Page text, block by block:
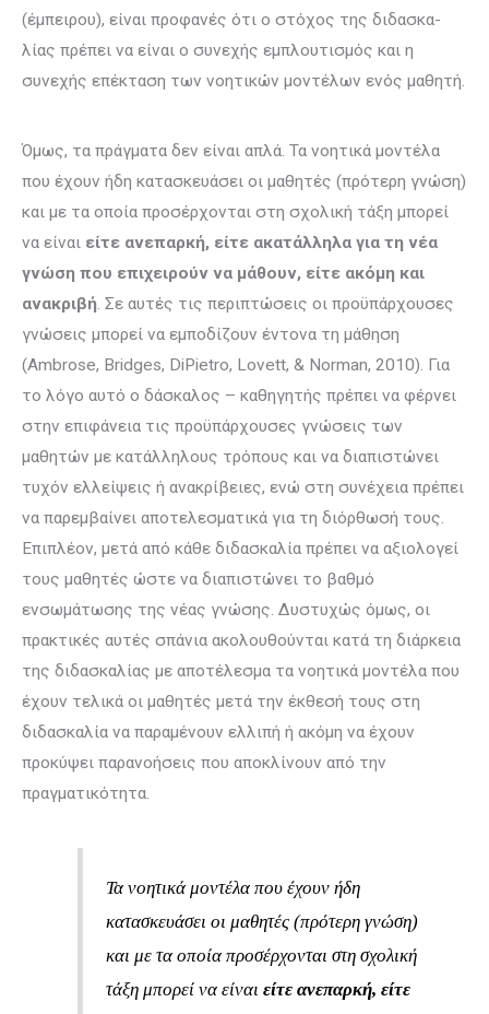
(έμπειρου), είναι προφανές ότι ο στόχος της διδα­σκα­
λίας πρέπει να είναι ο συνεχής εμπλουτισμός και η
συνεχής επέκταση των νοητικών μοντέλων ενός μαθητή.
Όμως, τα πράγματα δεν είναι απλά. Τα νοητικά μοντέλα
που έχουν ήδη κατασκευάσει οι μαθητές (πρότερη γνώση)
και με τα οποία προσέρχονται στη σχολική τάξη μπορεί
να είναι είτε ανεπαρκή, είτε ακατάλ­ληλα για τη νέα
γνώση που επιχειρούν να μάθουν, είτε ακόμη και
ανακριβή. Σε αυτές τις περιπτώσεις οι προϋπάρχουσες
γνώσεις μπορεί να εμποδίζουν έντονα τη μάθηση
(Ambrose, Bridges, DiPietro, Lovett, & Norman, 2010). Για
το λόγο αυτό ο δάσκαλος – καθηγητής πρέπει να φέρνει
στην επιφάνεια τις προϋ­πάρ­χουσες γνώσεις των
μαθητών με κατάλληλους τρόπους και να διαπιστώνει
τυχόν ελλείψεις ή ανακρίβειες, ενώ στη συνέχεια πρέπει
να παρεμβαίνει α­πο­τελεσματικά για τη διόρθωσή τους.
Επιπλέον, μετά από κάθε διδασκαλία πρέπει να αξιολογεί
τους μαθητές ώστε να διαπιστώνει το βαθμό
ενσωμάτωσης της νέας γνώσης. Δυστυχώς όμως, οι
πρακτικές αυτές σπάνια ακολουθούνται κατά τη διάρκεια
της διδασκαλίας με αποτέ­λεσμα τα νοητικά μοντέλα που
έχουν τελικά οι μαθητές μετά την έκθεσή τους στη
διδασκαλία να παραμένουν ελλιπή ή ακό­μη να έχουν
προκύψει παρανοήσεις που αποκλίνουν από την
πραγματικό­τητα.
Τα νοητικά μοντέλα που έχουν ήδη
κατασκευάσει οι μαθητές (πρότερη γνώση)
και με τα οποία προσέρχονται στη σχολική
τάξη μπορεί να είναι είτε ανεπαρκή, είτε